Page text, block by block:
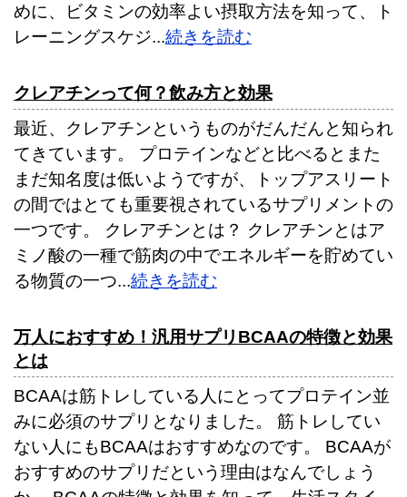
めに、ビタミンの効率よい摂取方法を知って、ト
レーニングスケジ...続きを読む
クレアチンって何？飲み方と効果
最近、クレアチンというものがだんだんと知られ
てきています。 プロテインなどと比べるとまた
まだ知名度は低いようですが、トップアスリート
の間ではとても重要視されているサプリメントの
一つです。 クレアチンとは？ クレアチンとはア
ミノ酸の一種で筋肉の中でエネルギーを貯めてい
る物質の一つ...続きを読む
万人におすすめ！汎用サプリBCAAの特徴と効果
とは
BCAAは筋トレしている人にとってプロテイン並
みに必須のサプリとなりました。 筋トレしてい
ない人にもBCAAはおすすめなのです。 BCAAが
おすすめのサプリだという理由はなんでしょう